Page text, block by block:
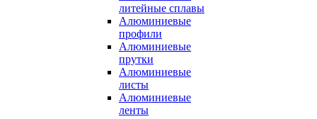
литейные сплавы
Алюминиевые
профили
Алюминиевые
прутки
Алюминиевые
листы
Алюминиевые
ленты